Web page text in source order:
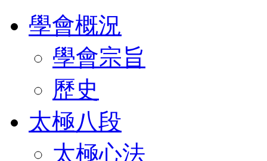
學會概況
學會宗旨
歷史
太極八段
太極心法